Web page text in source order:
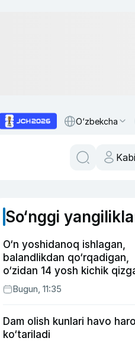
O‘zbekcha
So‘nggi
O‘n yoshidanoq ishlagan,
balandlikdan qo‘rqadigan,
o‘zidan 14 yosh kichik
uylangan Yorqinxo‘ja
34 yoshda
Bugun, 11:35
Dam olish kunlari havo
ko‘tariladi